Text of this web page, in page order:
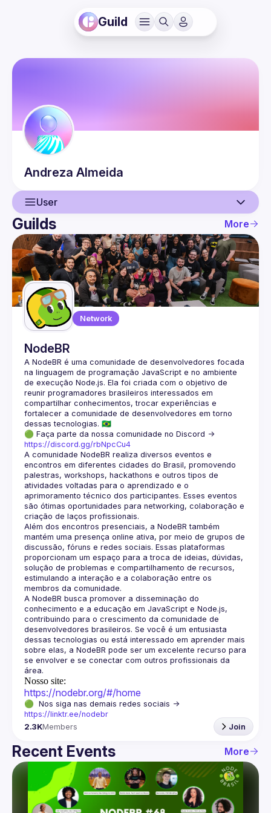
Guild
Andreza Almeida
User
User
Events
Guilds
Guilds More
Network
NodeBR
A NodeBR é uma comunidade de desenvolvedores focada
na linguagem de programação JavaScript e no ambiente
de execução Node.js. Ela foi criada com o objetivo de
reunir programadores brasileiros interessados em
compartilhar conhecimentos, trocar experiências e
fortalecer a comunidade de desenvolvedores em torno
🟢 Faça parte da nossa comunidade no Discord ->
https://discord.gg/rbNpcCu4
A comunidade NodeBR realiza diversos eventos e
encontros em diferentes cidades do Brasil, promovendo
palestras, workshops, hackathons e outros tipos de
atividades voltadas para o aprendizado e o
aprimoramento técnico dos participantes. Esses eventos
são ótimas oportunidades para networking, colaboração e
Além dos encontros presenciais, a NodeBR também
mantém uma presença online ativa, por meio de grupos de
discussão, fóruns e redes sociais. Essas plataformas
proporcionam um espaço para a troca de ideias, dúvidas,
solução de problemas e compartilhamento de recursos,
estimulando a interação e a colaboração entre os
A NodeBR busca promover a disseminação do
conhecimento e a educação em JavaScript e Node.js,
contribuindo para o crescimento da comunidade de
desenvolvedores brasileiros. Se você é um entusiasta
dessas tecnologias ou está interessado em aprender mais
sobre elas, a NodeBR pode ser um excelente recurso para
se envolver e se conectar com outros profissionais da
Nosso site:
https://nodebr.org/#/home
https://linktr.ee/nodebr
2.3KMembers Join
Recent Events More